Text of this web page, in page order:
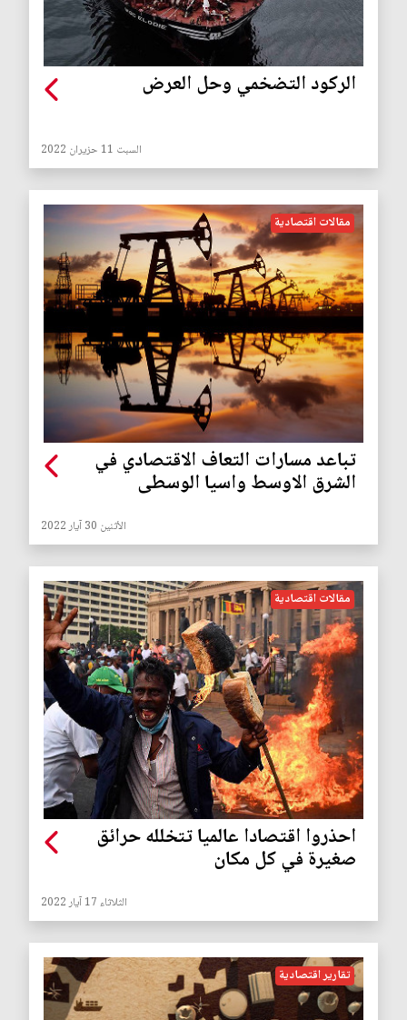
الركود التضخمي وحل العرض
السبت 11 حزيران 2022
مقالات اقتصادية
تباعد مسارات التعاف الاقتصادي في
الشرق الاوسط واسيا الوسطى
الأثنين 30 آيار 2022
مقالات اقتصادية
احذروا اقتصادا عالميا تتخلله حرائق
صغيرة في كل مكان
الثلاثاء 17 آيار 2022
تقارير اقتصادية